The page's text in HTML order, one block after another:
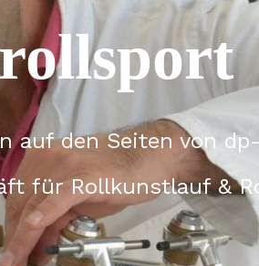
auf den Seiten von
für Rollkunstlauf &